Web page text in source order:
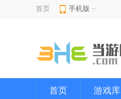
首页 手机版
首页 游戏库